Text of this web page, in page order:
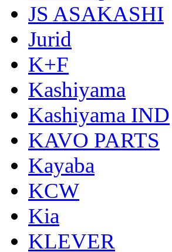
JS ASAKASHI
Jurid
K+F
Kashiyama
Kashiyama IND
KAVO PARTS
Kayaba
KCW
Kia
KLEVER